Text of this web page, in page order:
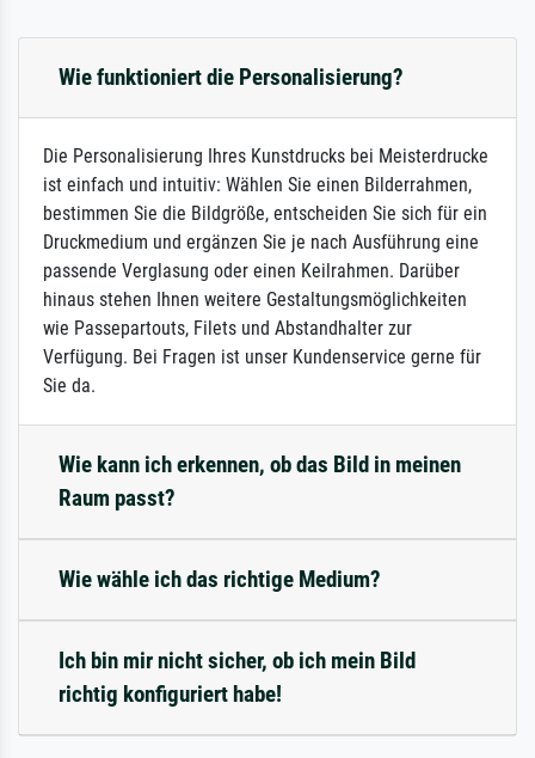
Wie funktioniert die Personalisierung?
Die Personalisierung Ihres Kunstdrucks bei Meisterdrucke
ist einfach und intuitiv: Wählen Sie einen Bilderrahmen,
bestimmen Sie die Bildgröße, entscheiden Sie sich für ein
Druckmedium und ergänzen Sie je nach Ausführung eine
passende Verglasung oder einen Keilrahmen. Darüber
hinaus stehen Ihnen weitere Gestaltungsmöglichkeiten
wie Passepartouts, Filets und Abstandhalter zur
Verfügung. Bei Fragen ist unser Kundenservice gerne für
Sie da.
Wie kann ich erkennen, ob das Bild in meinen
Raum passt?
Wie wähle ich das richtige Medium?
Ich bin mir nicht sicher, ob ich mein Bild
richtig konfiguriert habe!